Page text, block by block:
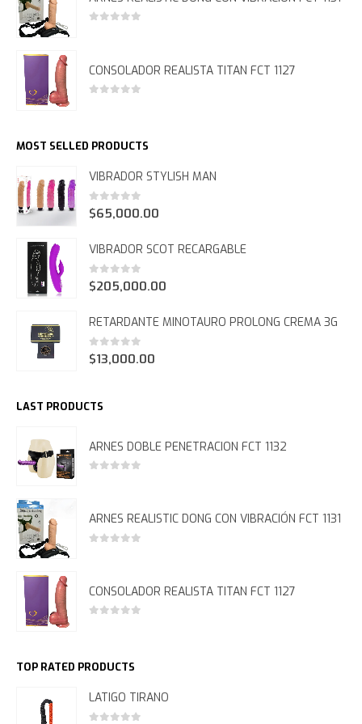
CONSOLADOR REALISTA TITAN FCT 1127
MOST SELLED PRODUCTS
VIBRADOR STYLISH MAN
0out of 5
$65,000.00
VIBRADOR SCOT RECARGABLE
0out of 5
$205,000.00
RETARDANTE MINOTAURO PROLONG CREMA 3G
0out of 5
$13,000.00
LAST PRODUCTS
ARNES DOBLE PENETRACION FCT 1132
ARNES REALISTIC DONG CON VIBRACIÓN FCT 1131
CONSOLADOR REALISTA TITAN FCT 1127
TOP RATED PRODUCTS
LATIGO TIRANO